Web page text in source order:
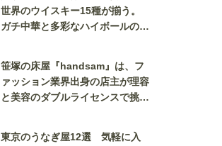
世界のウイスキー15種が揃う。
ガチ中華と多彩なハイボールの組
笹塚の床屋『handsam』は、フ
ァッション業界出身の店主が理容
と美容のダブルライセンスで挑む
東京のうなぎ屋12選 気軽に入